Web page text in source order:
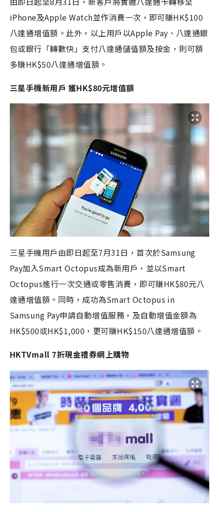
iPhone及Apple Watch並作消費一次，即可賺HK$100
八達通增值額。此外，以上用戶以Apple Pay 、八達通銀
包或銀行「轉數快」支付八達通儲值額及按金，則可額
多賺HK$50八達通增值額。
三星手機新用戶 獲HK$80元增值額
三星手機用戶由即日起至7月31日，首次於Samsung
Pay加入Smart Octopus成為新用戶，並以Smart
Octopus進行一次交通或零售消費，即可賺HK$80元八
達通增值額。同時，成功為Smart Octopus in
Samsung Pay申請自動增值服務，及自動增值金額為
HK$500或HK$1,000，更可賺HK$150八達通增值額。
HKTVmall 7折現金禮券網上購物